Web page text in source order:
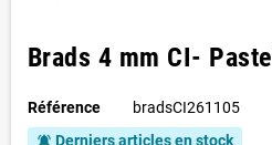
Brads 4 mm CI- Pastel
Référence bradsCI261105
notifications_active Derniers articles en stock